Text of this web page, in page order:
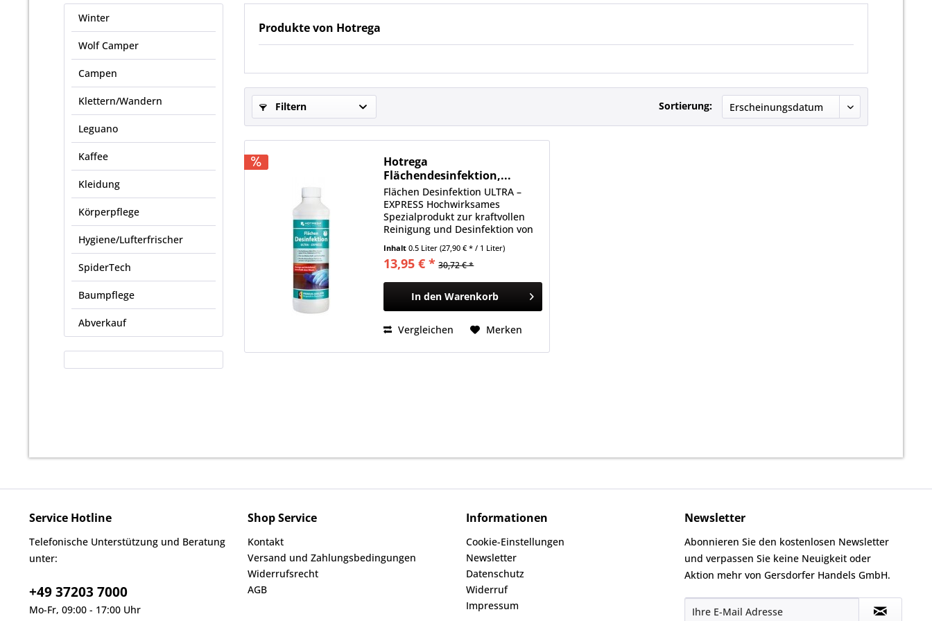
Winter
Wolf Camper
Campen
Klettern/Wandern
Leguano
Kaffee
Kleidung
Körperpflege
Hygiene/Lufterfrischer
SpiderTech
Baumpflege
Abverkauf
Produkte von Hotrega
Filtern Sortierung:
Hotrega
Flächendesinfektion,...
Flächen Desinfektion ULTRA –
EXPRESS Hochwirksames
Spezialprodukt zur kraftvollen
Reinigung und Desinfektion von
abwaschbaren Oberflächen aller
Art. OHNE ALKOHOL. Die
HOTREGA Hypochlorit-Formel
garantiert rasche Wirkung ohne
lästige...
Inhalt0.5 Liter(27,90 € * / 1 Liter)
13,95 € * 30,72 € *
In den Warenkorb
Vergleichen Merken
Service Hotline
Telefonische Unterstützung und Beratung
unter:
+49 37203 7000
Mo-Fr, 09:00 - 17:00 Uhr
Shop Service
Kontakt
Versand und Zahlungsbedingungen
Widerrufsrecht
AGB
Informationen
Cookie-Einstellungen
Newsletter
Datenschutz
Widerruf
Impressum
Newsletter
Abonnieren Sie den kostenlosen Newsletter
und verpassen Sie keine Neuigkeit oder
Aktion mehr von Gersdorfer Handels GmbH.